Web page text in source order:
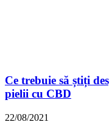
Ce trebuie să știți
pielii cu CBD
22/08/2021